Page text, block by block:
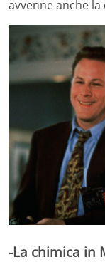
avvenne anche
-La chimica in